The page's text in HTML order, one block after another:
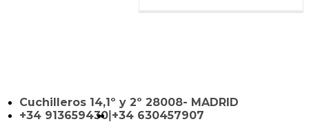
Cuchilleros 14,1º y 2º 28008- MADRID
+34 913659430 +34 630457907